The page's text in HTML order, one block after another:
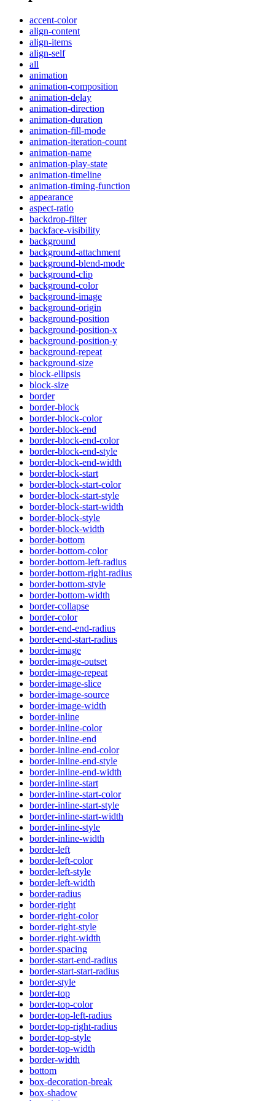
accent-color
align-content
align-items
align-self
all
animation
animation-composition
animation-delay
animation-direction
animation-duration
animation-fill-mode
animation-iteration-count
animation-name
animation-play-state
animation-timeline
animation-timing-function
appearance
aspect-ratio
backdrop-filter
backface-visibility
background
background-attachment
background-blend-mode
background-clip
background-color
background-image
background-origin
background-position
background-position-x
background-position-y
background-repeat
background-size
block-ellipsis
block-size
border
border-block
border-block-color
border-block-end
border-block-end-color
border-block-end-style
border-block-end-width
border-block-start
border-block-start-color
border-block-start-style
border-block-start-width
border-block-style
border-block-width
border-bottom
border-bottom-color
border-bottom-left-radius
border-bottom-right-radius
border-bottom-style
border-bottom-width
border-collapse
border-color
border-end-end-radius
border-end-start-radius
border-image
border-image-outset
border-image-repeat
border-image-slice
border-image-source
border-image-width
border-inline
border-inline-color
border-inline-end
border-inline-end-color
border-inline-end-style
border-inline-end-width
border-inline-start
border-inline-start-color
border-inline-start-style
border-inline-start-width
border-inline-style
border-inline-width
border-left
border-left-color
border-left-style
border-left-width
border-radius
border-right
border-right-color
border-right-style
border-right-width
border-spacing
border-start-end-radius
border-start-start-radius
border-style
border-top
border-top-color
border-top-left-radius
border-top-right-radius
border-top-style
border-top-width
border-width
bottom
box-decoration-break
box-shadow